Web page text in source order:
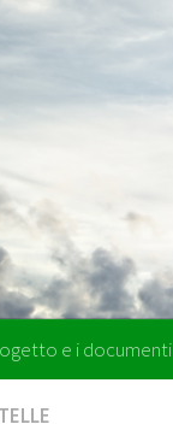
e i documenti